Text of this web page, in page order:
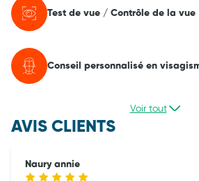
Test de vue / Contrôle de la vue
Conseil personnalisé en
Voir tout
AVIS CLIENTS
Naury annie